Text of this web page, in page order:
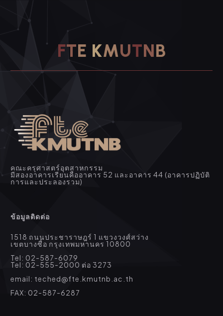
FTE KMUTNB
คณะครุศาสตร์อุตสาหกรรม
มีสองอาคารเรียนคืออาคาร 52 และอาคาร 44 (อาคารปฏิบัติ
การและประลองรวม)
ข้อมูลติดต่อ
1518 ถนนประชาราษฎร์ 1 แขวงวงศ์สว่าง
เขตบางซื่อ กรุงเทพมหานคร 10800
Tel: 02-587-6079
Tel: 02-555-2000 ต่อ 3273
email: teched@fte.kmutnb.ac.th
FAX: 02-587-6287